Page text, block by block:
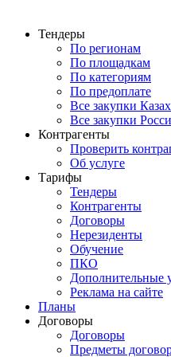
Тендеры
По регионам
По площадкам
По категориям
По предоплате
Все закупки
Все закупки
Контрагенты
Проверить
Об услуге
Тарифы
Тендеры
Контрагенты
Договоры
Нерезиденты
Обучение
ПКО
Дополнительные
Реклама на сайте
Планы
Договоры
Договоры
Предметы